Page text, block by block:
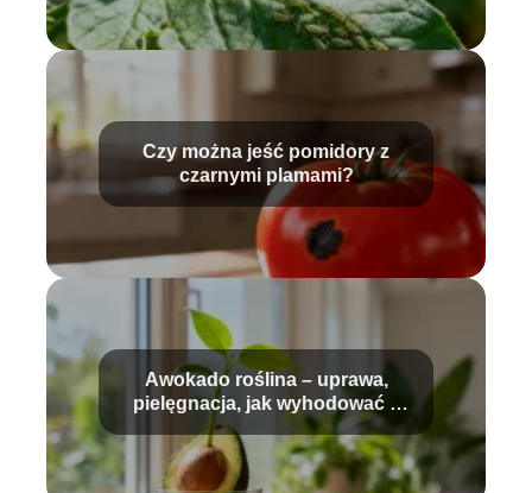
Czy można jeść pomidory z
czarnymi plamami?
Awokado roślina – uprawa,
pielęgnacja, jak wyhodować z
pestki?